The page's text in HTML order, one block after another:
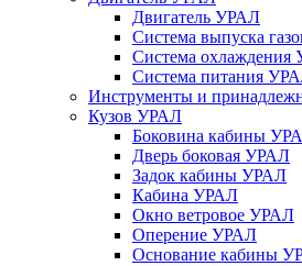
Двигатель УРАЛ
Система выпуска
Система охлаждения
Система питания
Инструменты и
Кузов УРАЛ
Боковина кабины
Дверь боковая УРАЛ
Задок кабины УРАЛ
Кабина УРАЛ
Окно ветровое УРАЛ
Оперение УРАЛ
Основание кабины